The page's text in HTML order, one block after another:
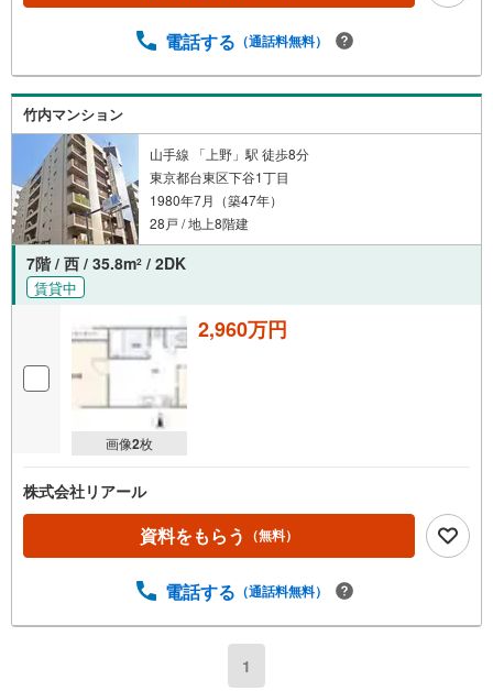
存
す
る
電話する （通話料無料）
竹内マンション
山手線 「上野」駅 徒歩8分
東京都台東区下谷1丁目
1980年7月（築47年）
28戸 / 地上8階建
7階 / 西 / 35.8m2 / 2DK
賃貸中
画像2枚
2,960万円
株式会社リアール
資料をもらう （無料）
電話する （通話料無料）
1